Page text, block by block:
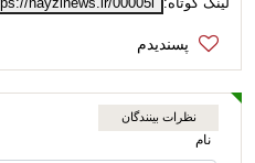
نظرات بینندگان
نام